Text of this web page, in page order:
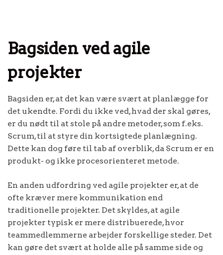
Bagsiden ved agile
projekter
Bagsiden er, at det kan være svært at planlægge for
det ukendte. Fordi du ikke ved, hvad der skal gøres,
er du nødt til at stole på andre metoder, som f.eks.
Scrum, til at styre din kortsigtede planlægning.
Dette kan dog føre til tab af overblik, da Scrum er en
produkt- og ikke procesorienteret metode.
En anden udfordring ved agile projekter er, at de
ofte kræver mere kommunikation end
traditionelle projekter. Det skyldes, at agile
projekter typisk er mere distribuerede, hvor
teammedlemmerne arbejder forskellige steder. Det
kan gøre det svært at holde alle på samme side og